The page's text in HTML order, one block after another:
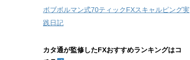
ボブボルマン式70ティックFXスキャルピング実
践日記
カタ通が監修したFXおすすめランキングはコ